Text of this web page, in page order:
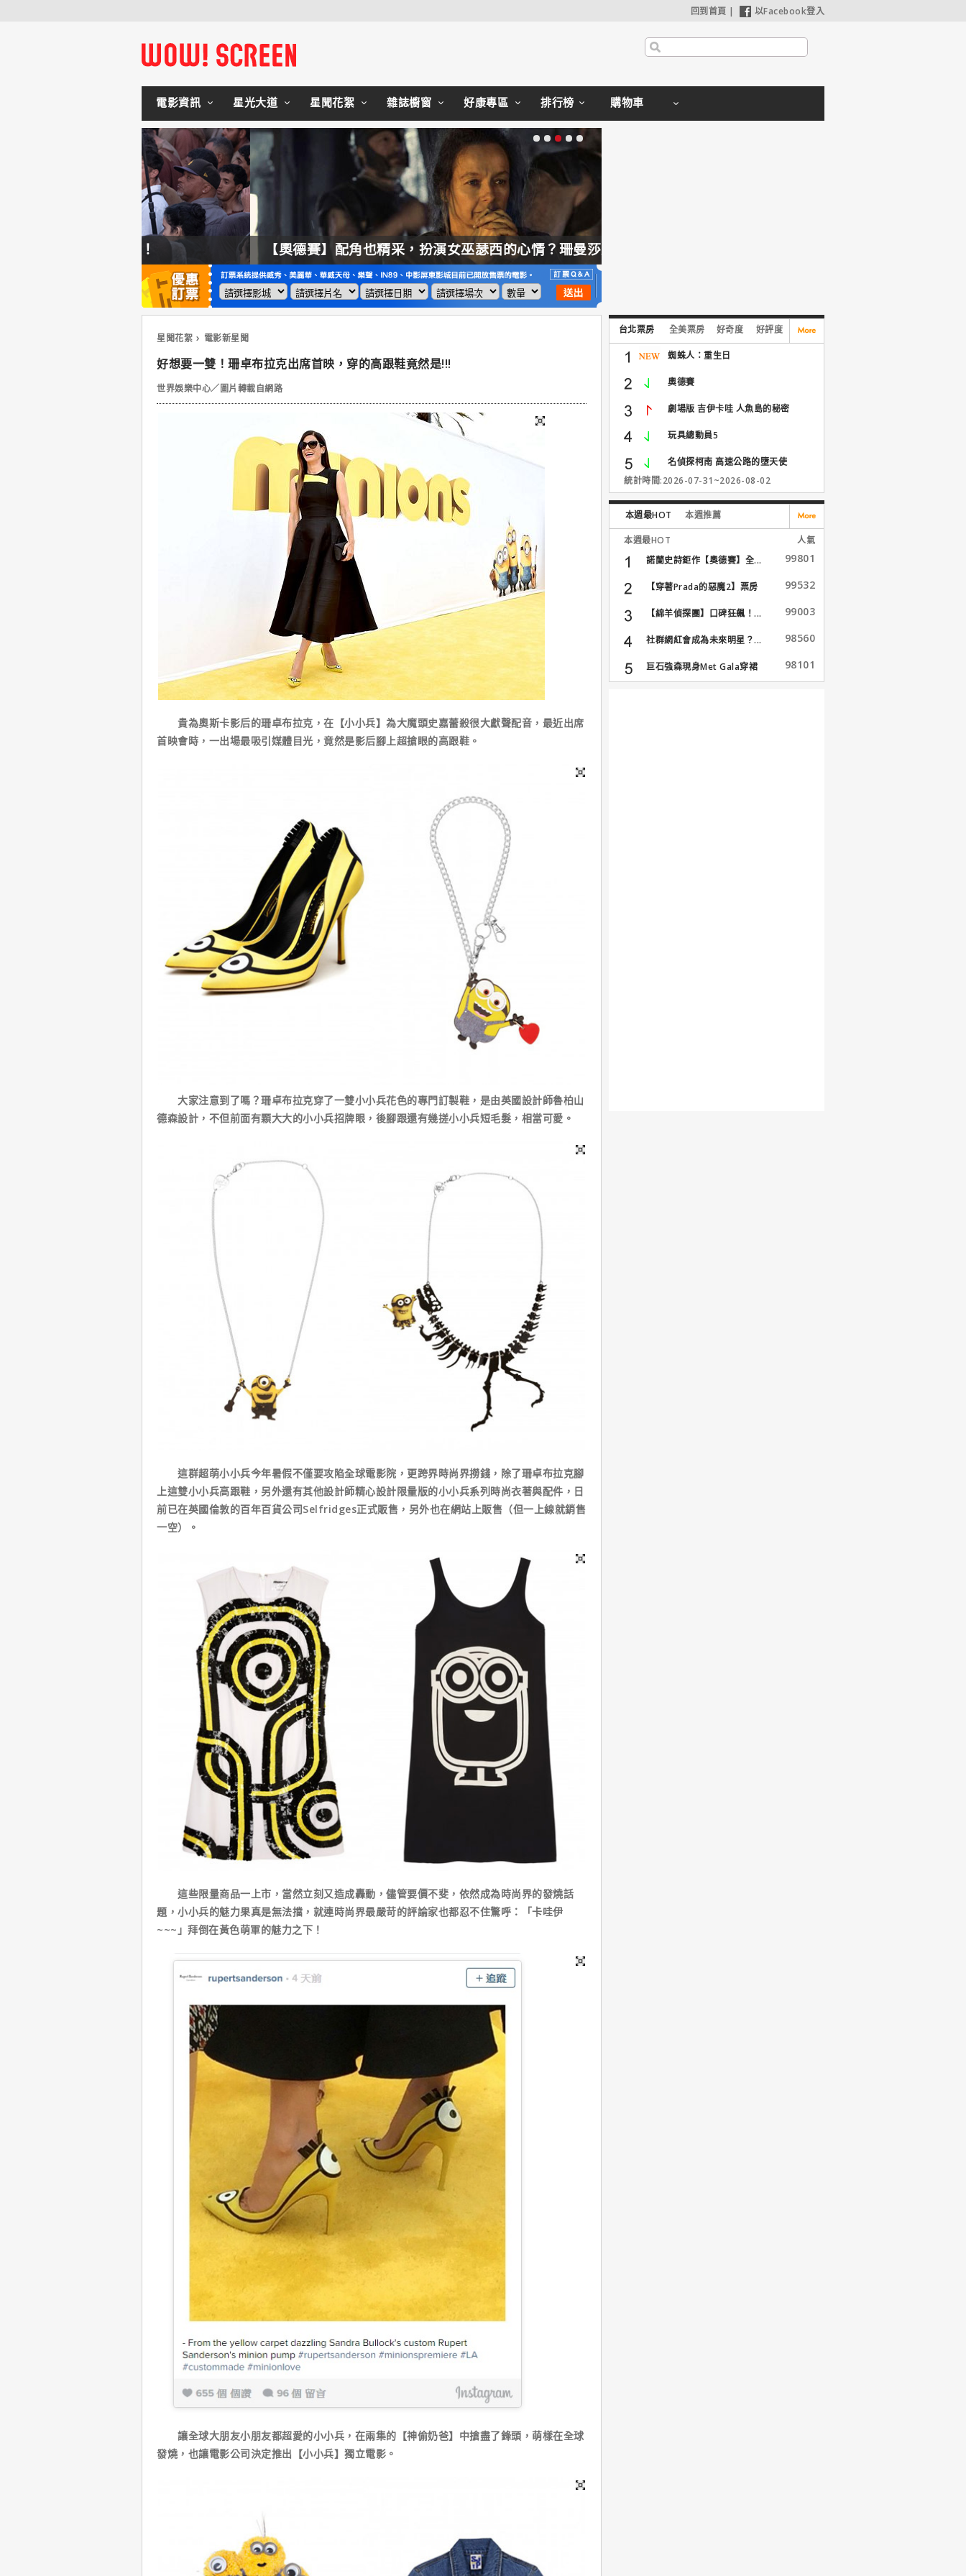
回到首頁 | 以Facebook登入
電影資訊 星光大道 星聞花絮 雜誌櫥窗 好康專區 排行榜 購物車
【奧德賽】配角也精采，扮演女巫瑟西的心情？珊曼莎莫頓：「感覺就像重生」
星聞花絮 電影新星聞
好想要一雙！珊卓布拉克出席首映，穿的高跟鞋竟然是!!!
世界娛樂中心／圖片轉載自網路
貴為奧斯卡影后的珊卓布拉克，在【小小兵】為大魔頭史嘉蕾殺很大獻聲配音，最近出席
首映會時，一出場最吸引媒體目光，竟然是影后腳上超搶眼的高跟鞋。
大家注意到了嗎？珊卓布拉克穿了一雙小小兵花色的專門訂製鞋，是由英國設計師魯柏山
德森設計，不但前面有顆大大的小小兵招牌眼，後腳跟還有幾搓小小兵短毛髮，相當可愛。
這群超萌小小兵今年暑假不僅要攻陷全球電影院，更跨界時尚界撈錢，除了珊卓布拉克腳
上這雙小小兵高跟鞋，另外還有其他設計師精心設計限量版的小小兵系列時尚衣著與配件，日
前已在英國倫敦的百年百貨公司Selfridges正式販售，另外也在網站上販售（但一上線就銷售
一空）。
這些限量商品一上市，當然立刻又造成轟動，儘管要價不斐，依然成為時尚界的發燒話
題，小小兵的魅力果真是無法擋，就連時尚界最嚴苛的評論家也都忍不住驚呼：「卡哇伊
~~~」拜倒在黃色萌軍的魅力之下！
讓全球大朋友小朋友都超愛的小小兵，在兩集的【神偷奶爸】中搶盡了鋒頭，萌樣在全球
發燒，也讓電影公司決定推出【小小兵】獨立電影。
台北票房 全美票房 好奇度 好評度
蜘蛛人：重生日
奧德賽
劇場版 吉伊卡哇 人魚島的秘密
玩具總動員5
名偵探柯南 高速公路的墮天使
統計時間:2026-07-31~2026-08-02
本週最HOT 本週推薦
本週最HOT
人氣
諾蘭史詩鉅作【奧德賽】全...
99801
【穿著Prada的惡魔2】票房
99532
【綿羊偵探團】口碑狂飆！... 99003
社群網紅會成為未來明星？... 98560
巨石強森現身Met Gala穿裙
子...
98101